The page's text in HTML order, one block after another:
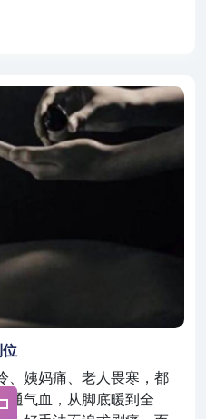
位
、姨妈痛、老人畏寒，都
通气血，从脚底暖到全